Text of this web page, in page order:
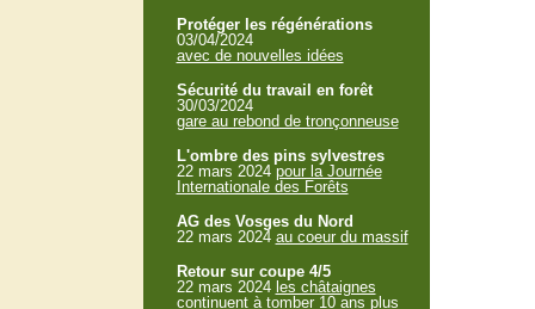
Protéger les régénérations
03/04/2024
avec de nouvelles idées
Sécurité du travail en forêt
30/03/2024
gare au rebond de tronçonneuse
L'ombre des pins sylvestres
22 mars 2024 pour la Journée
Internationale des Forêts
AG des Vosges du Nord
22 mars 2024 au coeur du massif
Retour sur coupe 4/5
22 mars 2024 les châtaignes
continuent à tomber 10 ans plus